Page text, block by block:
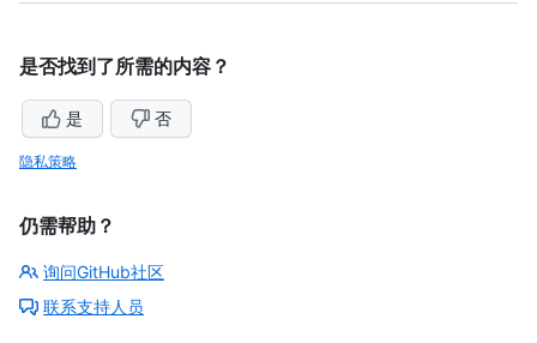
是否找到了所需的内容？
是 否
隐私策略
仍需帮助？
询问GitHub社区
联系支持人员